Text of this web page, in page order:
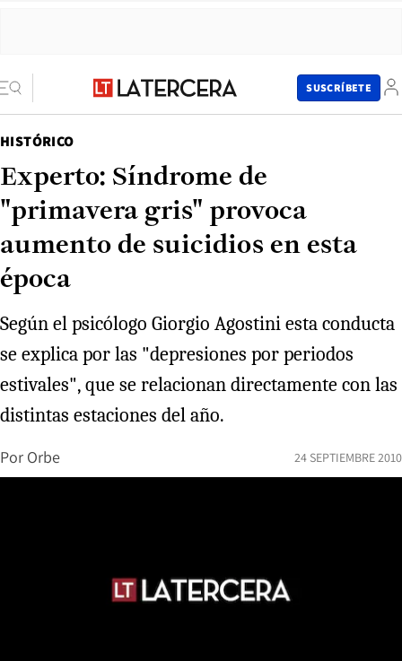
SUSCRÍBETE
HISTÓRICO
Experto: Síndrome de
"primavera gris" provoca
aumento de suicidios en esta
época
Según el psicólogo Giorgio Agostini esta conducta
se explica por las "depresiones por periodos
estivales", que se relacionan directamente con las
distintas estaciones del año.
Por Orbe 24 SEPTIEMBRE 2010